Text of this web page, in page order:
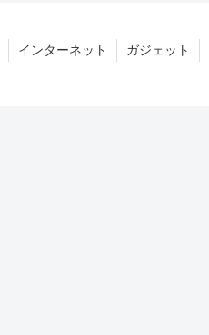
インターネット ガジェット